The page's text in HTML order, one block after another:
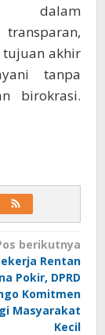
dalam
tujuan akhir
tanpa
birokrasi.
berikutnya
Rentan
Pokir, DPRD
Komitmen
Masyarakat
Kecil